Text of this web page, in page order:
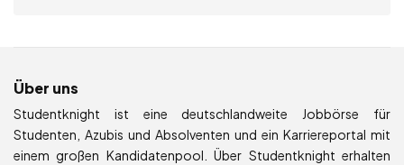
Über uns
Studentknight ist eine deutschlandweite Jobbörse für
Studenten, Azubis und Absolventen und ein Karriereportal mit
einem großen Kandidatenpool. Über Studentknight erhalten